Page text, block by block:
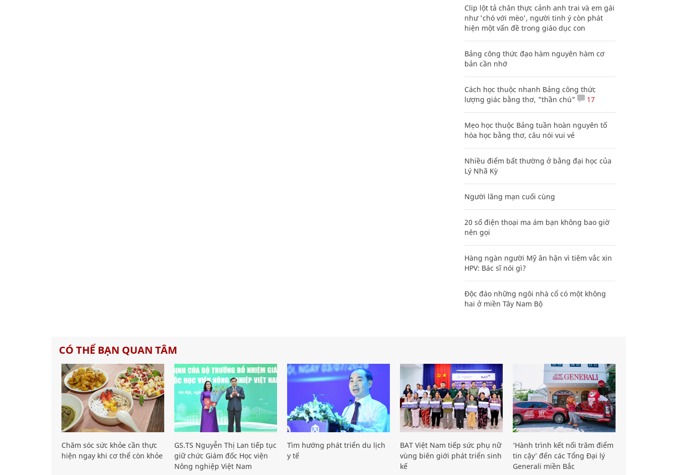
Clip lột tả chân thực cảnh anh trai và em gái
như 'chó với mèo', người tinh ý còn phát
hiện một vấn đề trong giáo dục con
Bảng công thức đạo hàm nguyên hàm cơ
bản cần nhớ
Cách học thuộc nhanh Bảng công thức
lượng giác bằng thơ, "thần chú"
17
Mẹo học thuộc Bảng tuần hoàn nguyên tố
hóa học bằng thơ, câu nói vui vẻ
Nhiều điểm bất thường ở bằng đại học của
Lý Nhã Kỳ
Người lãng mạn cuối cùng
20 số điện thoại ma ám bạn không bao giờ
nên gọi
Hàng ngàn người Mỹ ân hận vì tiêm vắc xin
HPV: Bác sĩ nói gì?
Độc đáo những ngôi nhà cổ có một không
hai ở miền Tây Nam Bộ
CÓ THỂ BẠN QUAN TÂM
Chăm sóc sức khỏe cần thực
hiện ngay khi cơ thể còn khỏe
GS.TS Nguyễn Thị Lan tiếp tục
giữ chức Giám đốc Học viện
Nông nghiệp Việt Nam
Tìm hướng phát triển du lịch
y tế
BAT Việt Nam tiếp sức phụ nữ
vùng biên giới phát triển sinh
kế
‘Hành trình kết nối trăm điểm
tin cậy’ đến các Tổng Đại lý
Generali miền Bắc